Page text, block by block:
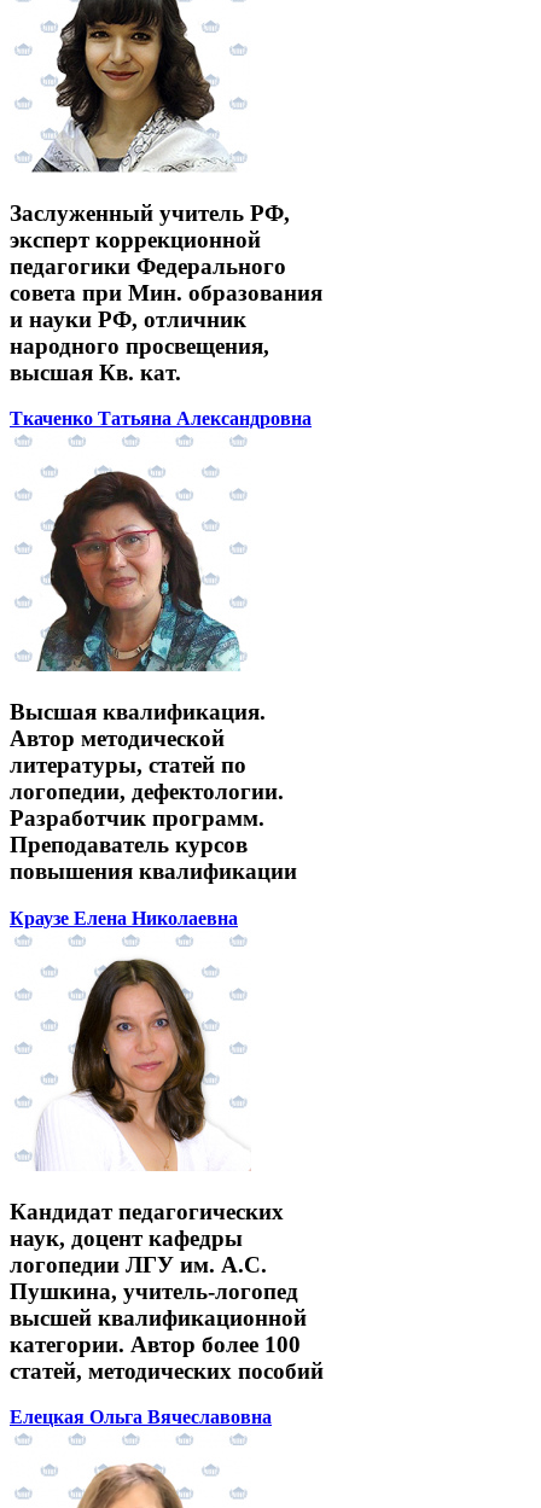
Заслуженный учитель РФ,
эксперт коррекционной
педагогики Федерального
совета при Мин. образования
и науки РФ, отличник
народного просвещения,
высшая Кв. кат.
Ткаченко Татьяна Александровна
Высшая квалификация.
Автор методической
литературы, статей по
логопедии, дефектологии.
Разработчик программ.
Преподаватель курсов
повышения квалификации
Краузе Елена Николаевна
Кандидат педагогических
наук, доцент кафедры
логопедии ЛГУ им. А.С.
Пушкина, учитель-логопед
высшей квалификационной
категории. Автор более 100
статей, методических пособий
Елецкая Ольга Вячеславовна